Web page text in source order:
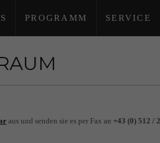
PROGRAMM SERVICE
aus und senden sie es per Fax an +43 (0) 512 /